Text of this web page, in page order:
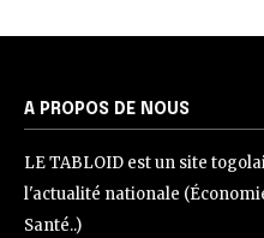
A PROPOS DE NOUS
LE TABLOID est un site
l'actualité nationale
Santé..)